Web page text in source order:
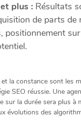
plus : Résultats
de parts de
positionnement
et la constance sont les
SEO réussie. Une
sur la durée sera plus à
évolutions des